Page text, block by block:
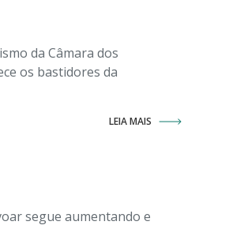
da Câmara dos
os bastidores da
LEIA MAIS
segue aumentando e